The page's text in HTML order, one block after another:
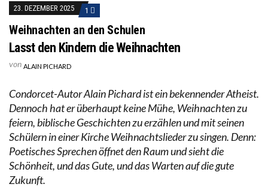
23. DEZEMBER 2025 1
Weihnachten an den Schulen
Lasst den Kindern die Weihnachten
von ALAIN PICHARD
Condorcet-Autor Alain Pichard ist ein bekennender Atheist.
Dennoch hat er überhaupt keine Mühe, Weihnachten zu
feiern, biblische Geschichten zu erzählen und mit seinen
Schülern in einer Kirche Weihnachtslieder zu singen. Denn:
Poetisches Sprechen öffnet den Raum und sieht die
Schönheit, und das Gute, und das Warten auf die gute
Zukunft.